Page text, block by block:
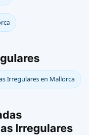
Irregulares en Mallorca
Irregulares